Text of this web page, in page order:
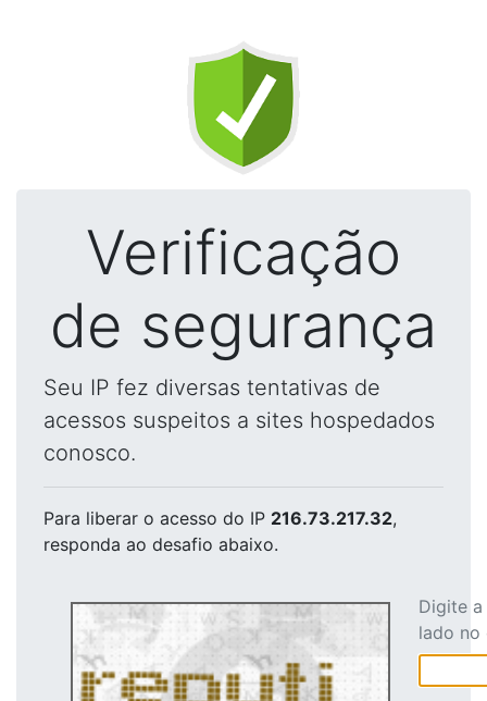
Verificação
de segurança
Seu IP fez diversas tentativas de
acessos suspeitos a sites hospedados
conosco.
Para liberar o acesso do IP 216.73.217.32,
responda ao desafio abaixo.
Digite
lado no